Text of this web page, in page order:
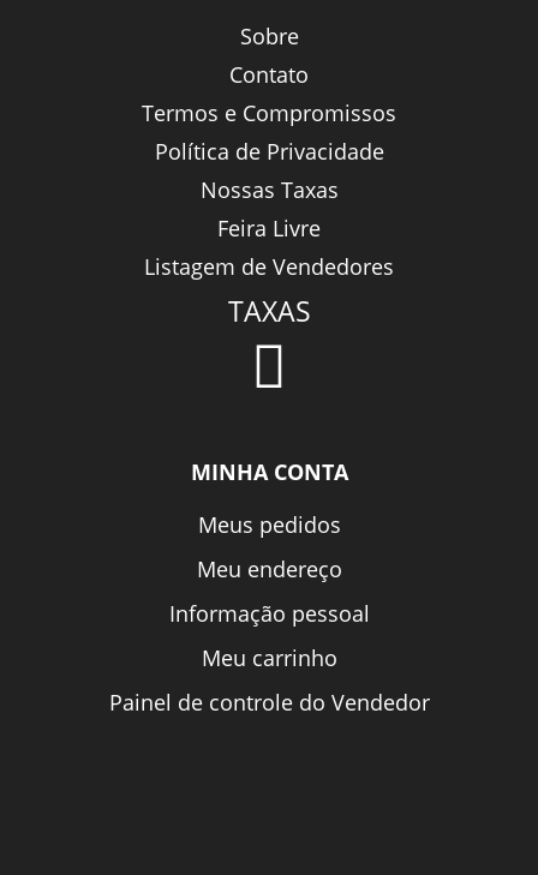
Sobre
Contato
Termos e Compromissos
Política de Privacidade
Nossas Taxas
Feira Livre
Listagem de Vendedores
TAXAS
MINHA CONTA
Meus pedidos
Meu endereço
Informação pessoal
Meu carrinho
Painel de controle do Vendedor